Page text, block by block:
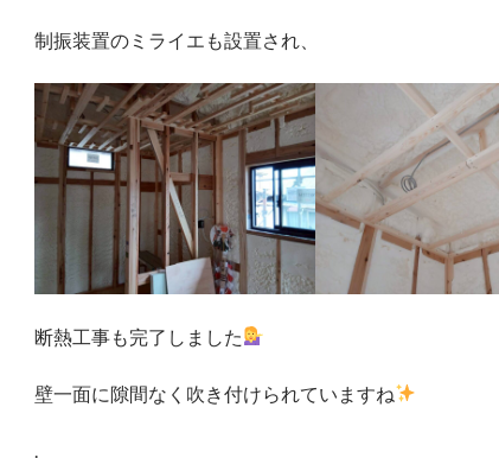
制振装置のミライエも設置され、
断熱工事も完了しました
壁一面に隙間なく吹き付けられていますね